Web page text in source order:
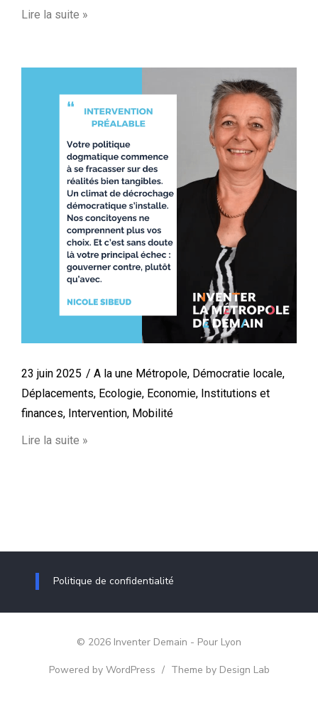
Lire la suite »
23 juin 2025 A la une Métropole, Démocratie locale,
Déplacements, Ecologie, Economie, Institutions et
finances, Intervention, Mobilité
Lire la suite »
Politique de confidentialité
© 2026 Inventer Demain - Pour Lyon
Powered by WordPress / Theme by Design Lab